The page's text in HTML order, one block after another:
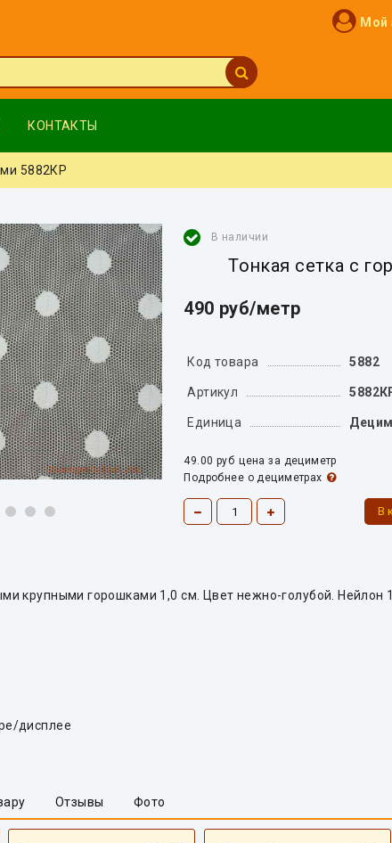
Мой
КОНТАКТЫ
5882КР
В наличии
Тонкая сетка с
490 руб/метр
Код товара 5882
Артикул
Единица
49.00 руб цена за дециметр
Подробнее о дециметрах
крупными горошками 1,0 см. Цвет нежно-голубой. Нейлон
дисплее
Отзывы Фото